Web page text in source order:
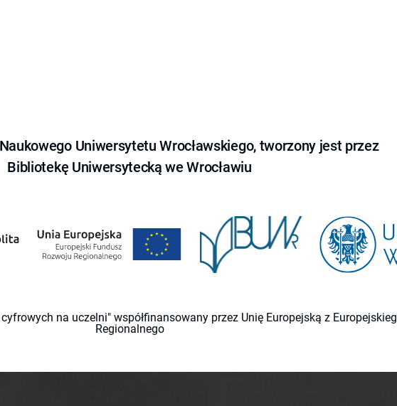
Uniwersytetu Wrocławskiego, tworzony jest przez
Bibliotekę Uniwersytecką we Wrocławiu
na uczelni" współfinansowany przez Unię Europejską z
Regionalnego